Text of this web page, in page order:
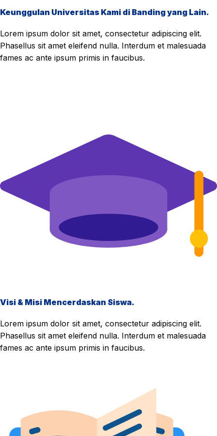
Keunggulan Universitas Kami di Banding yang Lain.
Lorem ipsum dolor sit amet, consectetur adipiscing elit.
Phasellus sit amet eleifend nulla. Interdum et malesuada
fames ac ante ipsum primis in faucibus.
Visi & Misi Mencerdaskan Siswa.
Lorem ipsum dolor sit amet, consectetur adipiscing elit.
Phasellus sit amet eleifend nulla. Interdum et malesuada
fames ac ante ipsum primis in faucibus.